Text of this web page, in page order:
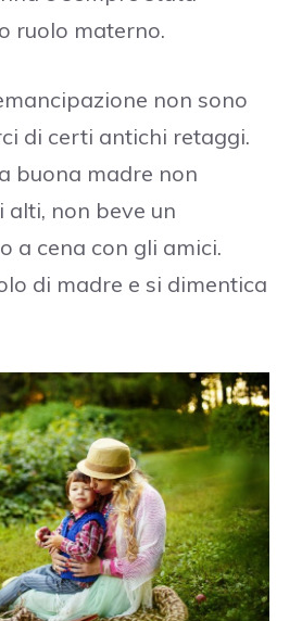
ruolo materno.
non sono
di certi antichi retaggi.
buona madre non
alti, non beve un
a cena con gli amici.
di madre e si dimentica